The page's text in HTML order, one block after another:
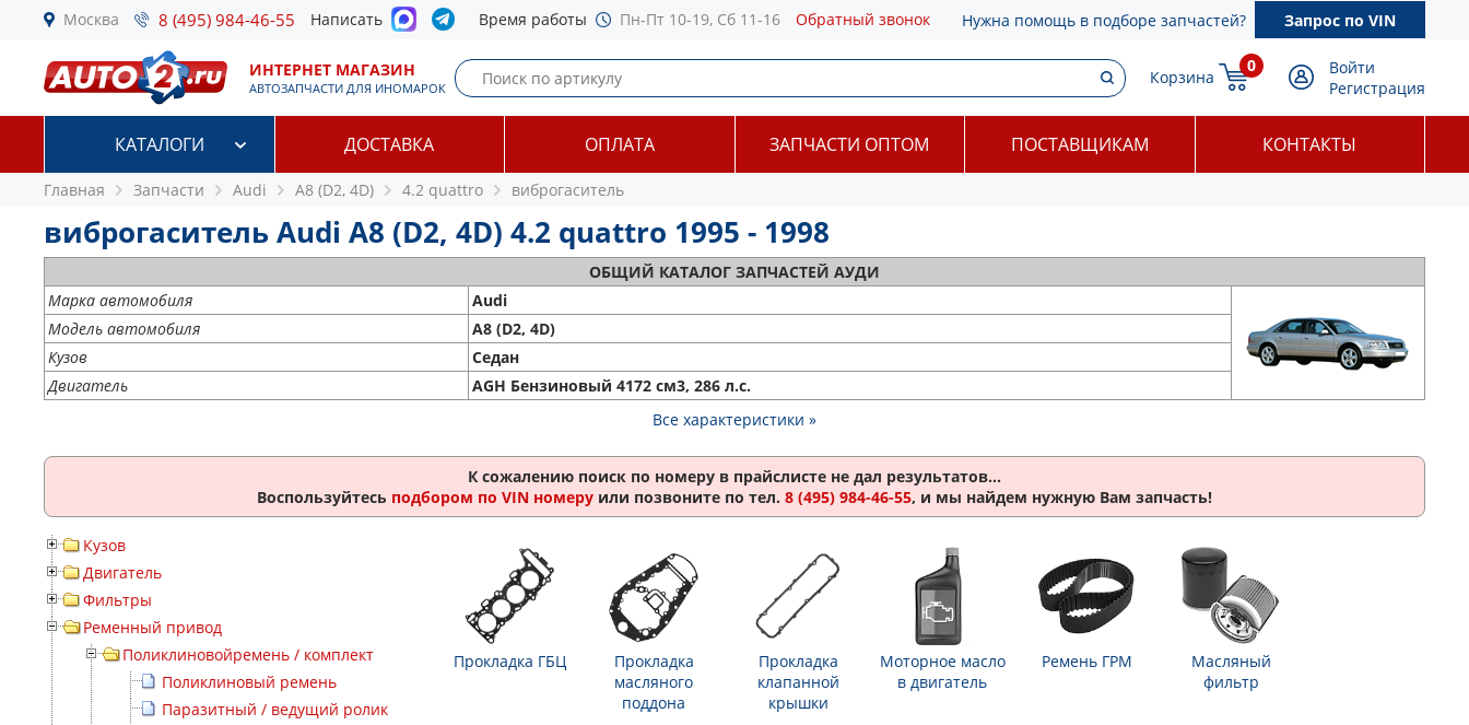
Москва 8 (495) 984-46-55 Написать Время работы Пн-Пт 10-19, Сб 11-16 Обратный звонок Нужна помощь в подборе запчастей? Запрос по VIN
ИНТЕРНЕТ МАГАЗИН
АВТОЗАПЧАСТИ ДЛЯ ИНОМАРОК
Корзина
0
Войти
Регистрация
КАТАЛОГИ ДОСТАВКА ОПЛАТА ЗАПЧАСТИ ОПТОМ ПОСТАВЩИКАМ КОНТАКТЫ
Главная Запчасти Audi A8 (D2, 4D) 4.2 quattro виброгаситель
виброгаситель Audi A8 (D2, 4D) 4.2 quattro 1995 - 1998
ОБЩИЙ КАТАЛОГ ЗАПЧАСТЕЙ АУДИ
Марка автомобиля
Audi
Модель автомобиля
A8 (D2, 4D)
Кузов
Седан
Двигатель
AGH Бензиновый 4172 см3, 286 л.с.
Все характеристики »
К сожалению поиск по номеру в прайслисте не дал результатов...
Воспользуйтесь подбором по VIN номеру или позвоните по тел. 8 (495) 984-46-55, и мы найдем нужную Вам запчасть!
Кузов
Двигатель
Фильтры
Ременный привод
Поликлиновойремень / комплект
Поликлиновый ремень
Паразитный / ведущий ролик
Прокладка ГБЦ
Прокладка
масляного
поддона
Прокладка
клапанной
крышки
Моторное масло
в двигатель
Ремень ГРМ
Масляный
фильтр